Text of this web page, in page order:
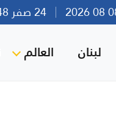
لبنان العالم